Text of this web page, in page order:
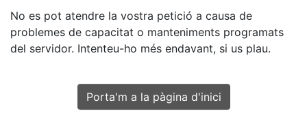
No es pot atendre la vostra petició a causa de
problemes de capacitat o manteniments programats
del servidor. Intenteu-ho més endavant, si us plau.
Porta'm a la pàgina d'inici